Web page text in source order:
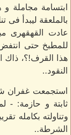
ابتسامة
بالملعقة ليبدأ فى
عادت القهقهرى
للمطبخ حتى
هذا القرف!؟، ذاك
النقود..
استجمعت غفران
ثابتة و حازمة: -
وتناولته بكامله
الشرطة..